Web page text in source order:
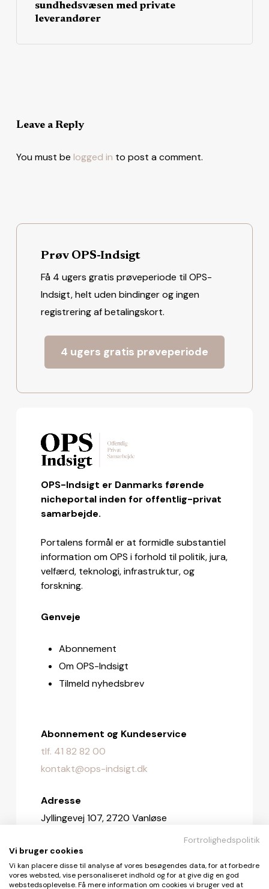
sundhedsvæsen med private
leverandører
Leave a Reply
You must be logged in to post a comment.
Prøv OPS-Indsigt
Få 4 ugers gratis prøveperiode til OPS-
Indsigt, helt uden bindinger og ingen
registrering af betalingskort.
4 ugers gratis prøveperiode
OPS-Indsigt er Danmarks førende
nicheportal inden for offentlig-privat
samarbejde.
Portalens formål er at formidle substantiel
information om OPS i forhold til politik, jura,
velfærd, teknologi, infrastruktur, og
forskning.
Genveje
Abonnement
Om OPS-Indsigt
Tilmeld nyhedsbrev
Abonnement og Kundeservice
tlf. 41 82 82 00
kontakt@ops-indsigt.dk
Adresse
Jyllingevej 107, 2720 Vanløse
Redaktionen
redaktionen@ops-indsigt.dk
Fortrolighedspolitik
Vi bruger cookies
Vi kan placere disse til analyse af vores besøgendes data, for at forbedre
vores websted, vise personaliseret indhold og for at give dig en god
webstedsoplevelse. Få mere information om cookies vi bruger ved at